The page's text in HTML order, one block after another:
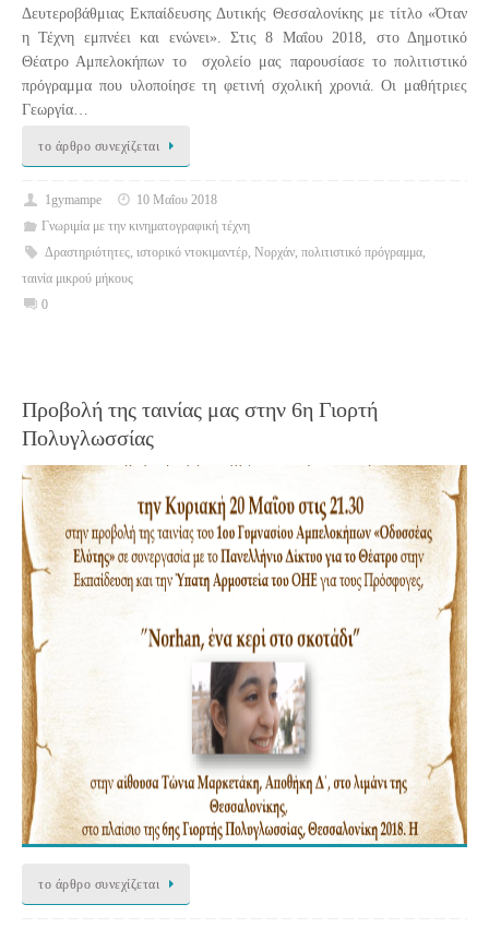
Δευτεροβάθμιας Εκπαίδευσης Δυτικής Θεσσαλονίκης με τίτλο «Όταν
η Τέχνη εμπνέει και ενώνει». Στις 8 Μαΐου 2018, στο Δημοτικό
Θέατρο Αμπελοκήπων το σχολείο μας παρουσίασε το πολιτιστικό
πρόγραμμα που υλοποίησε τη φετινή σχολική χρονιά. Οι μαθήτριες
Γεωργία…
το άρθρο συνεχίζεται
1gymampe
10 Μαΐου 2018
Γνωριμία με την κινηματογραφική τέχνη
Δραστηριότητες, ιστορικό ντοκιμαντέρ, Νορχάν, πολιτιστικό πρόγραμμα,
ταινία μικρού μήκους
0
Προβολή της ταινίας μας στην 6η Γιορτή
Πολυγλωσσίας
το άρθρο συνεχίζεται